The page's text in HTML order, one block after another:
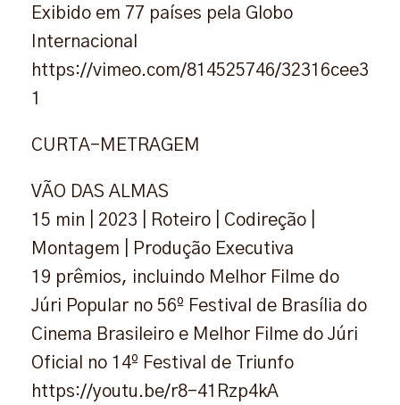
Exibido em 77 países pela Globo
Internacional
https://vimeo.com/814525746/32316cee3
1
CURTA-METRAGEM
VÃO DAS ALMAS
15 min | 2023 | Roteiro | Codireção |
Montagem | Produção Executiva
19 prêmios, incluindo Melhor Filme do
Júri Popular no 56º Festival de Brasília do
Cinema Brasileiro e Melhor Filme do Júri
Oficial no 14º Festival de Triunfo
https://youtu.be/r8-41Rzp4kA